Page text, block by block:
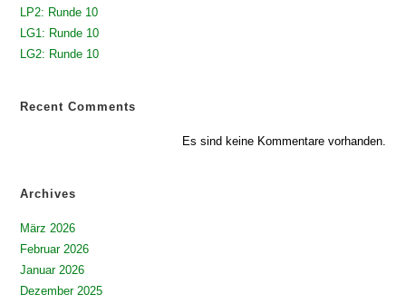
LP2: Runde 10
LG1: Runde 10
LG2: Runde 10
Recent Comments
Es sind keine Kommentare vorhanden.
Archives
März 2026
Februar 2026
Januar 2026
Dezember 2025